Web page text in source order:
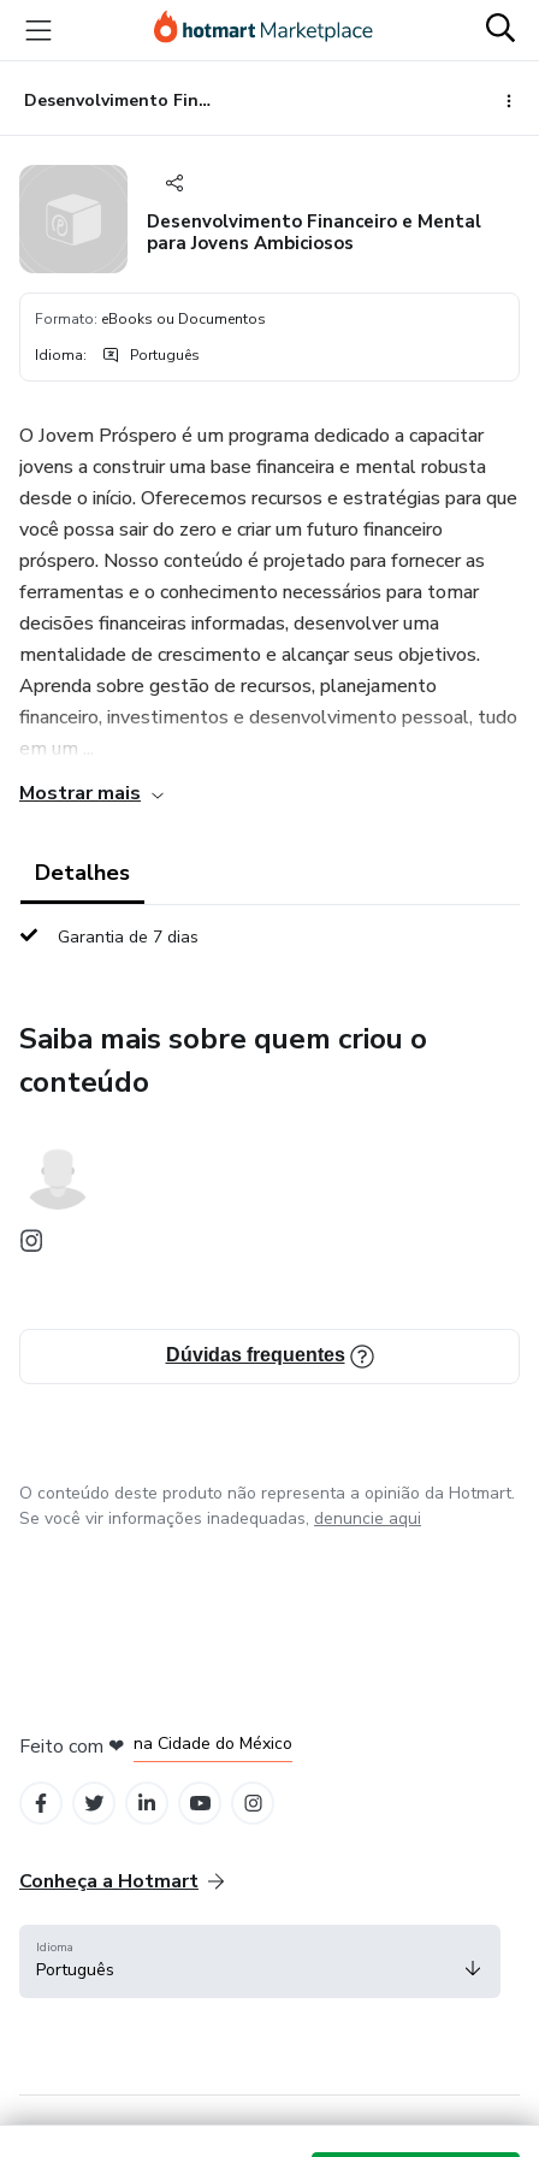
para
conteúdo
principal
para
pagamento
para
rodapé
Desenvolvimento Financeiro e Mental para Jovens Ambiciosos
Desenvolvimento Financeiro e Mental
para Jovens Ambiciosos
Formato: eBooks ou Documentos
Idioma: Português
O Jovem Próspero é um programa dedicado a capacitar
jovens a construir uma base financeira e mental robusta
desde o início. Oferecemos recursos e estratégias para que
você possa sair do zero e criar um futuro financeiro
próspero. Nosso conteúdo é projetado para fornecer as
ferramentas e o conhecimento necessários para tomar
decisões financeiras informadas, desenvolver uma
mentalidade de crescimento e alcançar seus objetivos.
Aprenda sobre gestão de recursos, planejamento
financeiro, investimentos e desenvolvimento pessoal, tudo
em um ...
Mostrar mais
Detalhes
Garantia de 7 dias
Saiba mais sobre quem criou o
conteúdo
Dúvidas frequentes
O conteúdo deste produto não representa a opinião da Hotmart.
Se você vir informações inadequadas, denuncie aqui
Feito com ❤ na Cidade do México
Conheça a Hotmart
Idioma
Português